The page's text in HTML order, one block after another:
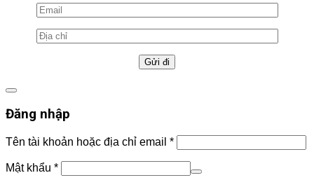
Đăng nhập
Tên tài khoản hoặc địa chỉ email *
Mật khẩu *